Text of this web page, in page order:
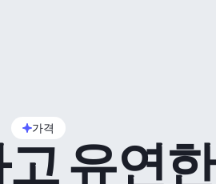
가격
유연한